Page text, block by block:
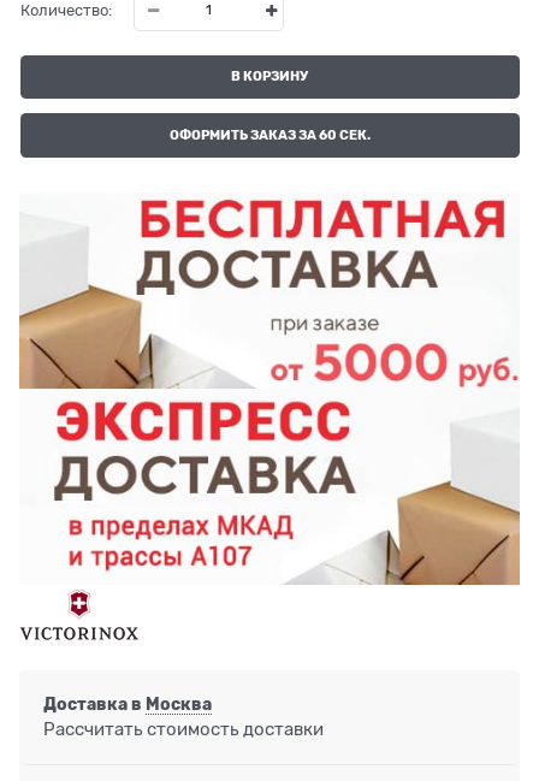
Количество:
В КОРЗИНУ
ОФОРМИТЬ ЗАКАЗ ЗА 60 СЕК.
Доставка в Москва
Рассчитать стоимость доставки